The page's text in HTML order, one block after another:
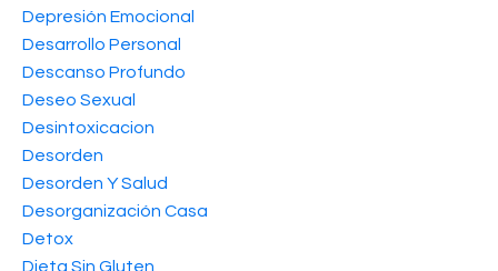
Depresión Emocional
Desarrollo Personal
Descanso Profundo
Deseo Sexual
Desintoxicacion
Desorden
Desorden Y Salud
Desorganización Casa
Detox
Dieta Sin Gluten